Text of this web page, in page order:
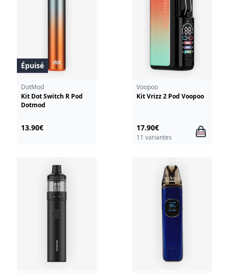
Épuisé
DotMod
Kit Dot Switch R Pod
Dotmod
13.90€
Voopoo
Kit Vrizz 2 Pod Voopoo
17.90€
11 variantes